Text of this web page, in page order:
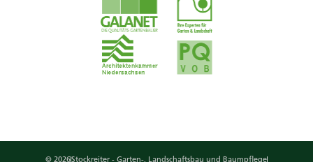
© 2026Stockreiter - Garten-, Landschaftsbau und Baumpflege